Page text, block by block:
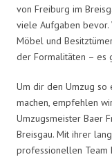
von Freiburg im
viele Aufgaben bevor.
Möbel und
der Formalitäten – es
Um dir den Umzug so
machen, empfehlen
Umzugsmeister Baer
Breisgau. Mit ihrer
professionellen Team